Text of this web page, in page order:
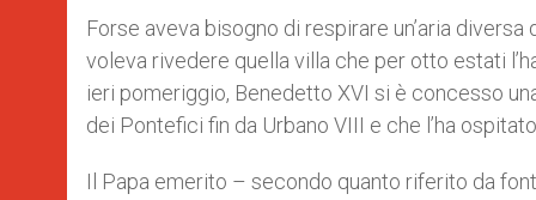
p
p
g
e
r
o
k
r
Forse aveva bisogno di respirare un’aria
voleva rivedere quella villa che per otto estati
ieri pomeriggio, Benedetto XVI si è concesso
dei Pontefici fin da Urbano VIII e che l’ha
Il Papa emerito – secondo quanto riferito da